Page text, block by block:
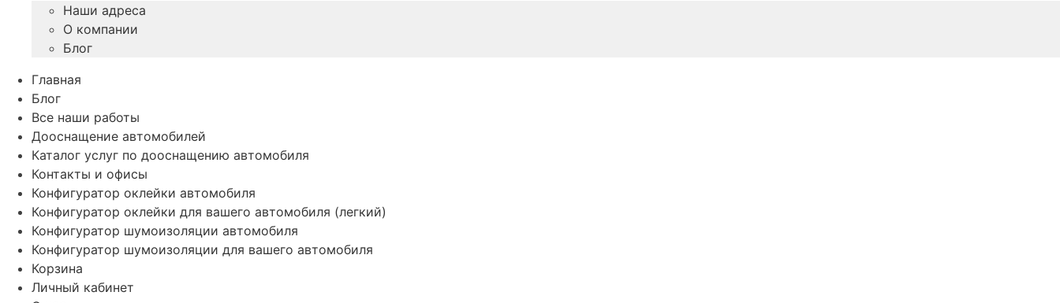
Наши адреса
О компании
Блог
Главная
Блог
Все наши работы
Дооснащение автомобилей
Каталог услуг по дооснащению автомобиля
Контакты и офисы
Конфигуратор оклейки автомобиля
Конфигуратор оклейки для вашего автомобиля (легкий)
Конфигуратор шумоизоляции автомобиля
Конфигуратор шумоизоляции для вашего автомобиля
Корзина
Личный кабинет